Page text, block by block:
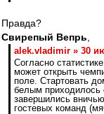
Правда?
Свирепый Вепрь
alek.vladimir » 30
Согласно
может открыть
поле. Стартовать
белым приходилось
завершились
гостевых команд